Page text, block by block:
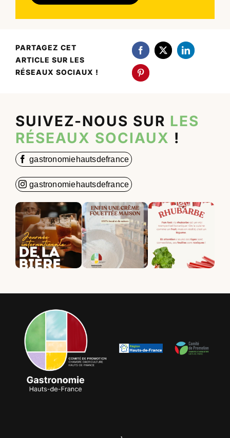
PARTAGEZ CET
ARTICLE SUR LES
RÉSEAUX SOCIAUX !
SUIVEZ-NOUS SUR LES
RÉSEAUX SOCIAUX !